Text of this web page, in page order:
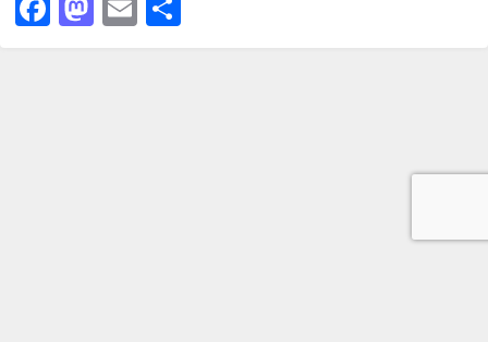
Facebook
Mastodon
Email
有